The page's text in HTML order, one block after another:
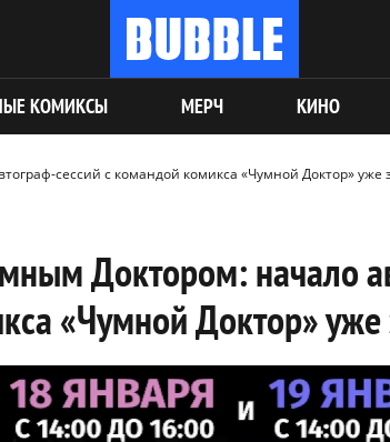
КОМИКСЫ МЕРЧ КИНО
сессий с командой комикса «Чумной Доктор» уже
Доктором: начало
«Чумной Доктор» уже